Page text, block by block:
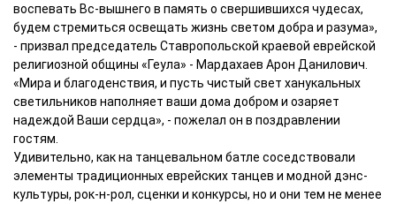
воспевать Вс-вышнего в память о свершившихся чудесах,
будем стремиться освещать жизнь светом добра и разума»,
- призвал председатель Ставропольской краевой еврейской
религиозной общины «Геула» - Мардахаев Арон Данилович.
«Мира и благоденствия, и пусть чистый свет ханукальных
светильников наполняет ваши дома добром и озаряет
надеждой Ваши сердца», - пожелал он в поздравлении
гостям.
Удивительно, как на танцевальном батле соседствовали
элементы традиционных еврейских танцев и модной дэнс-
культуры, рок-н-рол, сценки и конкурсы, но и они тем не менее